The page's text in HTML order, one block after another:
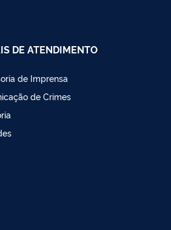
DE ATENDIMENTO
de Imprensa
de Crimes